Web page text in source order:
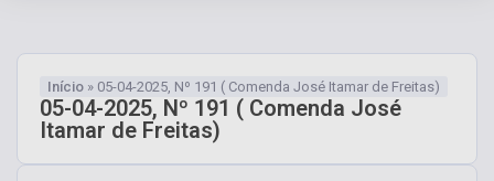
Início » 05-04-2025, Nº 191 ( Comenda José Itamar de Freitas)
05-04-2025, Nº 191 ( Comenda José
Itamar de Freitas)